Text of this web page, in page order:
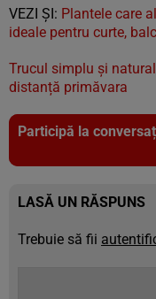
VEZI ȘI: Plantele care
ideale pentru curte,
Trucul simplu și
distanță primăvara
Participă la
LASĂ UN RĂSPUNS
Trebuie să fii